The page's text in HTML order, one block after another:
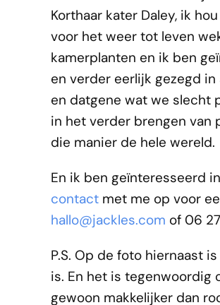
Korthaar kater Daley, ik
voor het weer tot leven
kamerplanten en ik ben
en verder eerlijk gezegd
en datgene wat we slecht
in het verder brengen van
die manier de hele wereld.
En ik ben geïnteresseerd
contact met me op voor
hallo@jackles.com of 06
P.S. Op de foto hiernaast
is. En het is tegenwoordig
gewoon makkelijker dan